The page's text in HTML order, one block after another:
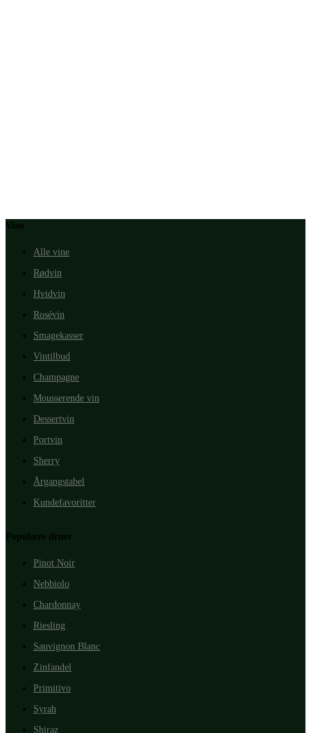
Vine
Alle vine
Rødvin
Hvidvin
Rosévin
Smagekasser
Vintilbud
Champagne
Mousserende vin
Dessertvin
Portvin
Sherry
Årgangstabel
Kundefavoritter
Populære druer
Pinot Noir
Nebbiolo
Chardonnay
Riesling
Sauvignon Blanc
Zinfandel
Primitivo
Syrah
Shiraz